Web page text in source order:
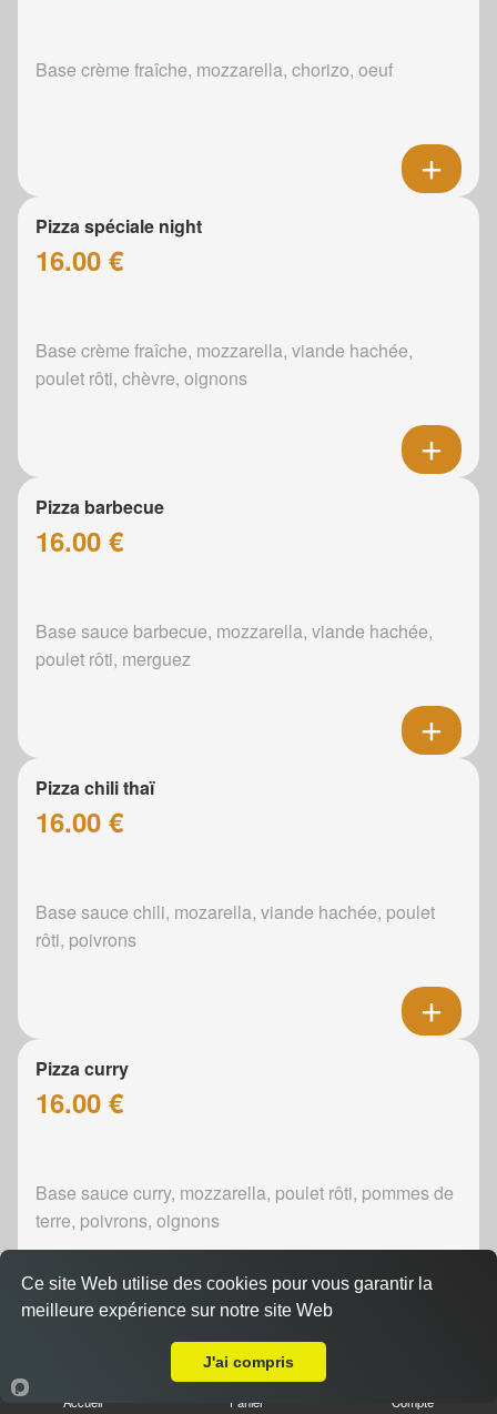
Base crème fraîche, mozzarella, chorizo, oeuf
Pizza spéciale night
16.00 €
Base crème fraîche, mozzarella, viande hachée,
poulet rôti, chèvre, oignons
Pizza barbecue
16.00 €
Base sauce barbecue, mozzarella, viande hachée,
poulet rôti, merguez
Pizza chili thaï
16.00 €
Base sauce chili, mozarella, viande hachée, poulet
rôti, poivrons
Pizza curry
16.00 €
Base sauce curry, mozzarella, poulet rôti, pommes de
terre, poivrons, oignons
Accueil Panier Compte
Ce site Web utilise des cookies pour vous garantir la
meilleure expérience sur notre site Web
J'ai compris